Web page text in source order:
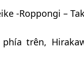
-Roppongi –
trên,